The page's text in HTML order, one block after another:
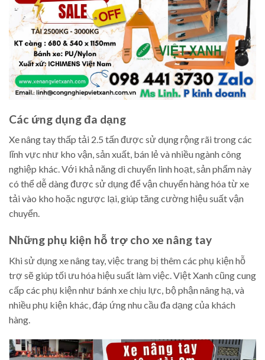
Các ứng dụng đa dạng
Xe nâng tay thấp tải 2.5 tấn được sử dụng rộng rãi trong các
lĩnh vực như kho vận, sản xuất, bán lẻ và nhiều ngành công
nghiệp khác. Với khả năng di chuyển linh hoạt, sản phẩm này
có thể dễ dàng được sử dụng để vận chuyển hàng hóa từ xe
tải vào kho hoặc ngược lại, giúp tăng cường hiệu suất vận
chuyển.
Những phụ kiện hỗ trợ cho xe nâng tay
Khi sử dụng xe nâng tay, việc trang bị thêm các phụ kiện hỗ
trợ sẽ giúp tối ưu hóa hiệu suất làm việc. Việt Xanh cũng cung
cấp các phụ kiện như bánh xe chịu lực, bộ phận nâng hạ, và
nhiều phụ kiện khác, đáp ứng nhu cầu đa dạng của khách
hàng.